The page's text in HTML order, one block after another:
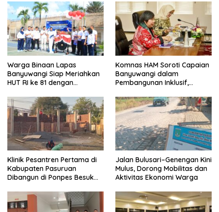
Banyuwangi
Warga Binaan Lapas
Banyuwangi Siap Meriahkan
HUT RI ke 81 dengan
Komnas HAM Soroti Capaian
Banyuwangi dalam
Pembangunan Inklusif,
Nasional
Klinik Pesantren Pertama di
Kabupaten Pasuruan
Dibangun di Ponpes Besuk
Kesehatan Santri
Jalan Bulusari–Genengan Kini
Mulus, Dorong Mobilitas dan
Aktivitas Ekonomi Warga